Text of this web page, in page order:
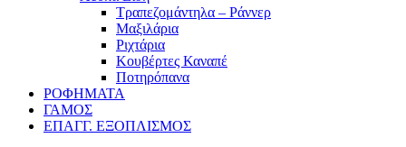
Τραπεζομάντηλα – Ράννερ
Μαξιλάρια
Ριχτάρια
Κουβέρτες Καναπέ
Ποτηρόπανα
ΡΟΦΗΜΑΤΑ
ΓΑΜΟΣ
ΕΠΑΓΓ. ΕΞΟΠΛΙΣΜΟΣ